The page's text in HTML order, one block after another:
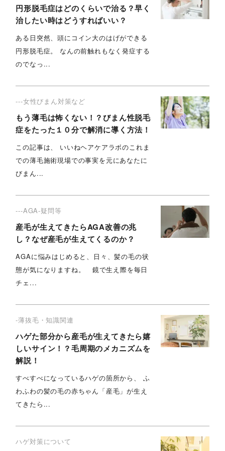
円形脱毛症はどのくらいで治る？早く
治したい時はどうすればいい？
ある日突然、頭にコイン大のはげができる
円形脱毛症。 なんの前触れもなく発症する
のでなっ...
---女性びまん対策など
もう薄毛は怖くない！？びまん性脱毛
症をたった１０分で解消に導く方法！
この記事は、 いいねヘアケアラボのこれま
での薄毛施術現場での事実を元にあなたに
びまん...
---AGA-疑問等
産毛が生えてきたらAGA改善の兆
し？なぜ産毛が生えてくるのか？
AGAに悩みはじめると、日々、髪の毛の状
態が気になりますね。 鏡で生え際を毎日
チェ...
-薄抜毛・知識関連
ハゲた部分から産毛が生えてきたら嬉
しいサイン！？毛周期のメカニズムを
解説！
すべすべになっているハゲの箇所から、 ふ
わふわの髪の毛の赤ちゃん「産毛」が生え
てきたら...
ハゲ対策について